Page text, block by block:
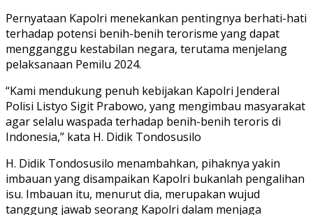
Pernyataan Kapolri menekankan pentingnya berhati-hati
terhadap potensi benih-benih terorisme yang dapat
mengganggu kestabilan negara, terutama menjelang
pelaksanaan Pemilu 2024.
“Kami mendukung penuh kebijakan Kapolri Jenderal
Polisi Listyo Sigit Prabowo, yang mengimbau masyarakat
agar selalu waspada terhadap benih-benih teroris di
Indonesia,” kata H. Didik Tondosusilo
H. Didik Tondosusilo menambahkan, pihaknya yakin
imbauan yang disampaikan Kapolri bukanlah pengalihan
isu. Imbauan itu, menurut dia, merupakan wujud
tanggung jawab seorang Kapolri dalam menjaga